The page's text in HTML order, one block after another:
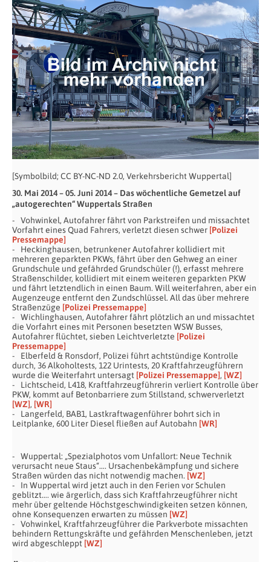
[Symbolbild; CC BY-NC-ND 2.0, Verkehrsbericht Wuppertal]
30. Mai 2014 – 05. Juni 2014 – Das wöchentliche Gemetzel auf
„autogerechten“ Wuppertals Straßen
Vohwinkel, Autofahrer fährt von Parkstreifen und missachtet
Vorfahrt eines Quad Fahrers, verletzt diesen schwer [Polizei
Pressemappe]
Heckinghausen, betrunkener Autofahrer kollidiert mit
mehreren geparkten PKWs, fährt über den Gehweg an einer
Grundschule und gefährded Grundschüler (!), erfasst mehrere
Straßenschilder, kollidiert mit einem weiteren geparkten PKW
und fährt letztendlich in einen Baum. Will weiterfahren, aber ein
Augenzeuge entfernt den Zundschlüssel. All das über mehrere
Straßenzüge [Polizei Pressemappe]
Wichlinghausen, Autofahrer fährt plötzlich an und missachtet
die Vorfahrt eines mit Personen besetzten WSW Busses,
Autofahrer flüchtet, sieben Leichtverletzte [Polizei
Pressemappe]
Elberfeld & Ronsdorf, Polizei führt achtstündige Kontrolle
durch, 36 Alkoholtests, 122 Urintests, 20 Kraftfahrzeugführern
wurde die Weiterfahrt untersagt [Polizei Pressemappe], [WZ]
Lichtscheid, L418, Kraftfahrzeugführerin verliert Kontrolle über
PKW, kommt auf Betonbarriere zum Stillstand, schwerverletzt
[WZ], [WR]
Langerfeld, BAB1, Lastkraftwagenführer bohrt sich in
Leitplanke, 600 Liter Diesel fließen auf Autobahn [WR]
Wuppertal: „Spezialphotos vom Unfallort: Neue Technik
verursacht neue Staus“…. Ursachenbekämpfung und sichere
Straßen würden das nicht notwendig machen. [WZ]
In Wuppertal wird jetzt auch in den Ferien vor Schulen
geblitzt…. wie ärgerlich, dass sich Kraftfahrzeugführer nicht
mehr über geltende Höchstgeschwindigkeiten setzen können,
ohne Konsequenzen erwarten zu müssen [WZ]
Vohwinkel, Kraftfahrzeugführer die Parkverbote missachten
behindern Rettungskräfte und gefährden Menschenleben, jetzt
wird abgeschleppt [WZ]